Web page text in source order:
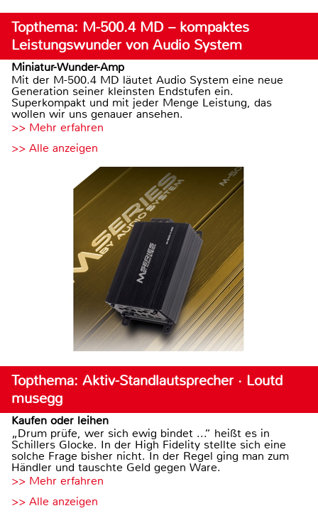
Topthema: M-500.4 MD – kompaktes
Leistungswunder von Audio System
Miniatur-Wunder-Amp
Mit der M-500.4 MD läutet Audio System eine neue
Generation seiner kleinsten Endstufen ein.
Superkompakt und mit jeder Menge Leistung, das
wollen wir uns genauer ansehen.
>> Mehr erfahren
>> Alle anzeigen
Topthema: Aktiv-Standlautsprecher · Loutd
musegg
Kaufen oder leihen
„Drum prüfe, wer sich ewig bindet ...“ heißt es in
Schillers Glocke. In der High Fidelity stellte sich eine
solche Frage bisher nicht. In der Regel ging man zum
Händler und tauschte Geld gegen Ware.
>> Mehr erfahren
>> Alle anzeigen